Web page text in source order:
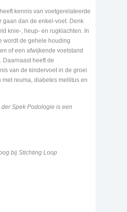
kennis van voetgerelateerde
gaan dan de enkel-voet. Denk
knie-, heup- en rugklachten. In
wordt de gehele houding
of een afwijkende voetstand
Daarnaast heeft de
van de kindervoet in de groei
reuma, diabetes mellitus en
der Spek Podologie is een
bij Stichting Loop